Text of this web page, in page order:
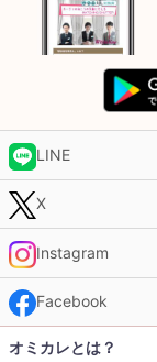
LINE
X
Instagram
Facebook
オミカレとは？